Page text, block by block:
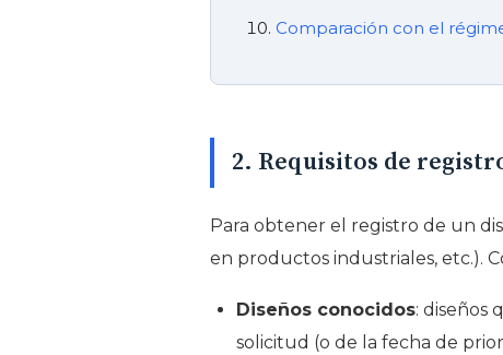
Comparación con el
2. Requisitos de
Para obtener el registro de un
en productos industriales, etc.).
Diseños conocidos: diseños
solicitud (o de la fecha de